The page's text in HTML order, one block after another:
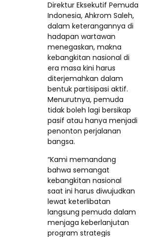
Direktur Eksekutif Pemuda
Indonesia, Ahkrom Saleh,
dalam keterangannya di
hadapan wartawan
menegaskan, makna
kebangkitan nasional di
era masa kini harus
diterjemahkan dalam
bentuk partisipasi aktif.
Menurutnya, pemuda
tidak boleh lagi bersikap
pasif atau hanya menjadi
penonton perjalanan
bangsa.
“Kami memandang
bahwa semangat
kebangkitan nasional
saat ini harus diwujudkan
lewat keterlibatan
langsung pemuda dalam
menjaga keberlanjutan
program strategis